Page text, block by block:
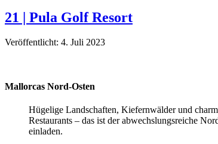
21 | Pula Golf Resort
Veröffentlicht: 4. Juli 2023
Mallorcas Nord-Osten
Hügelige Landschaften, Kiefernwälder und
Restaurants – das ist der abwechslungsreiche
einladen.